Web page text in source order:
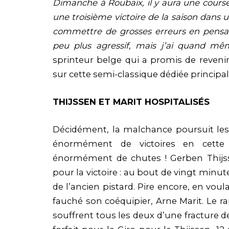
Dimanche à Roubaix, il y aura une
une troisième victoire de la saison dans
commettre de grosses erreurs en
peu plus agressif, mais j’ai quand
sprinteur belge qui a promis de
sur cette semi-classique dédiée
THIJSSEN ET MARIT HOSPITALISÉS
Décidément, la malchance poursuit
énormément de victoires en
énormément de chutes ! Gerben
pour la victoire : au bout de vingt
de l’ancien pistard. Pire encore, en
fauché son coéquipier, Arne Marit. Le
souffrent tous les deux d’une fracture